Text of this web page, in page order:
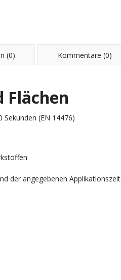
(0) Kommentare (0)
(EN 14476)
der angegebenen